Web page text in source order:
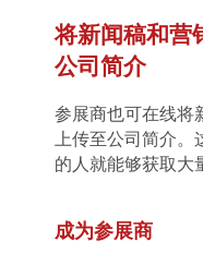
将新闻稿和营
公司简介
参展商也可在线将
上传至公司简介。
的人就能够获取大
成为参展商